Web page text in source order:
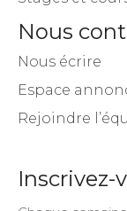
Nous
Nous écrire
Espace
Rejoindre
Inscrivez-